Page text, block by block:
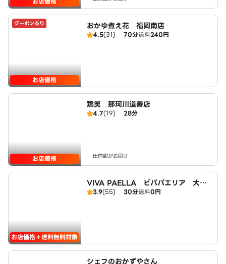
クーポンあり
お店価格
おかゆ煮え花 福岡南店
4.5(31) 70分送料240円
お店価格
鶏笑 那珂川道善店
4.7(19) 28分
出前館がお届け
お店価格＋送料無料対象
VIVA PAELLA ビバパエリア 大橋
店3.9(55) 30分送料0円
シェフのおかずやさん